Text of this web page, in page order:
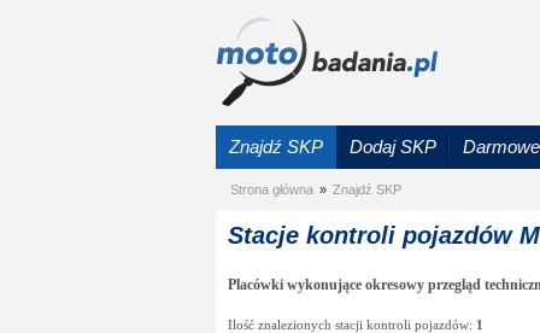
Znajdź SKP Dodaj SKP
Strona główna » Znajdź SKP
Stacje kontroli pojazdów
Placówki wykonujące okresowy przegląd
Ilość znalezionych stacji kontroli pojazdów: 1